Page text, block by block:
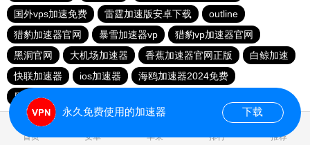
国外vps加速免费
雷霆加速版安卓下载
outline
猎豹加速器官网
暴雪加速器vp
猎豹vp加速器官网
黑洞官网
大机场加速器 香蕉加速器官网正版
白鲸加速
快联加速器
ios加速器
海鸥加速器2024免费
黑洞加速npv官网下载
首页 安卓 苹果 排行 推荐
永久免费使用的加速器 下载
0.015977s